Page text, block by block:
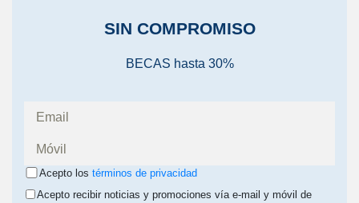
SIN COMPROMISO
BECAS hasta 30%
Acepto los términos de privacidad
Acepto recibir noticias y promociones vía e-mail y móvil de